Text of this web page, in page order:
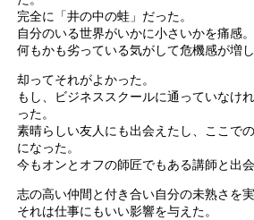
完全に「井の中の蛙」だった。
自分のいる世界がいかに小さいかを痛感。
何もかも劣っている気がして危機感が増し
却ってそれがよかった。
もし、ビジネススクールに通っていなけ
った。
素晴らしい友人にも出会えたし、ここで
になった。
今もオンとオフの師匠でもある講師と出
志の高い仲間と付き合い自分の未熟さを
それは仕事にもいい影響を与えた。